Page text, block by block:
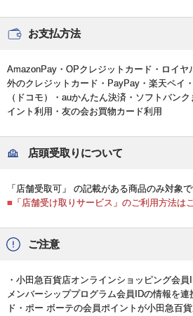
お支払方法
AmazonPay・OPクレジットカード・ロイヤ
外のクレジットカード・PayPay・楽天ペイ
（ドコモ）・auかんたん決済・ソフトバン
イント利用・友の会お買物カード利用
店頭受取りについて
「店舗受取可」 の記載がある商品のみ対象で
■「店舗受け取りサービス」のご利用方法は
ご注意
・小田急百貨店オンラインショッピング会
メンバーシッププログラム会員IDの情報を連
ド・ポー ボーテの会員ポイントが小田急百